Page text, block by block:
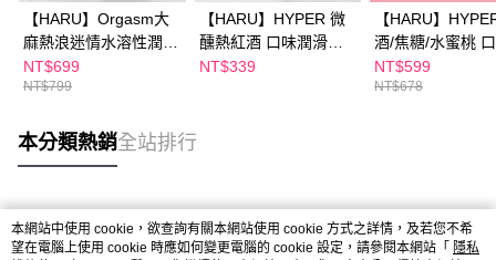
【HARU】Orgasm大
麻熱浪迷情水溶性潤滑
液150ML
NT$699
NT$799
【HARU】HYPER 微
醺熱紅酒 口味潤滑液
50ML
NT$339
【HARU】
酒/焦糖/水蜜桃
滑液30ML(任選2
NT$599
NT$678
本分類熱銷全站排行
熱門標籤
本網站中使用 cookie，欲查詢有關本網站使用 cookie 方式之詳情，及若您不希
望在電腦上使用 cookie 時應如何變更電腦的 cookie 設定，請參閱本網站「 隱私